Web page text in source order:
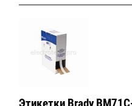
Этикетки Brady